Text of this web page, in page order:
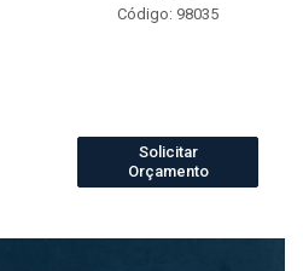
Código: 98035
Solicitar
Orçamento